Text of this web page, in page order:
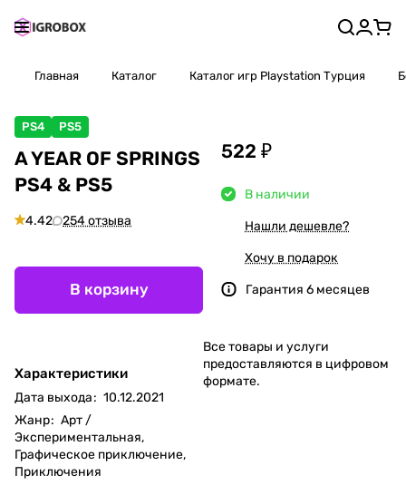
Главная Каталог Каталог игр Playstation Турция
PS4 PS5
A YEAR OF SPRINGS
PS4 & PS5
4.42 254 отзыва
В корзину
Характеристики
Дата выхода: 10.12.2021
Жанр: Арт /
Экспериментальная,
Графическое приключение,
Приключения
522 ₽
В наличии
Нашли дешевле?
Хочу в подарок
Гарантия 6 месяцев
Все товары и услуги
предоставляются в цифровом
формате.